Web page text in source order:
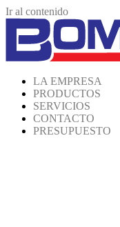
Ir al contenido
LA EMPRESA
PRODUCTOS
SERVICIOS
CONTACTO
PRESUPUESTO